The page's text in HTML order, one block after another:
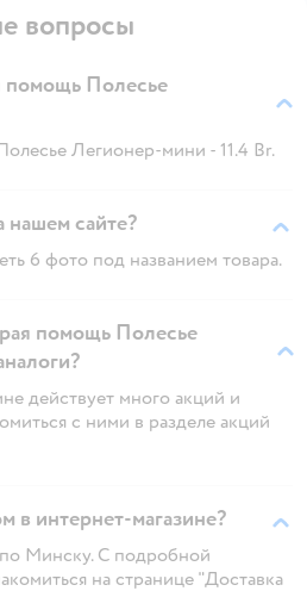
вопросы
помощь Полесье
Легионер-мини - 11.4 Br.
нашем сайте?
6 фото под названием товара.
помощь Полесье
действует много акций и
с ними в разделе акций
в интернет-магазине?
Минску. С подробной
на странице "Доставка